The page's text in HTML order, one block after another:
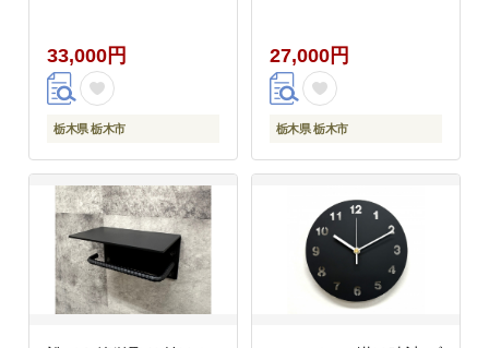
33,000円
栃木県 栃木市
27,000円
栃木県 栃木市